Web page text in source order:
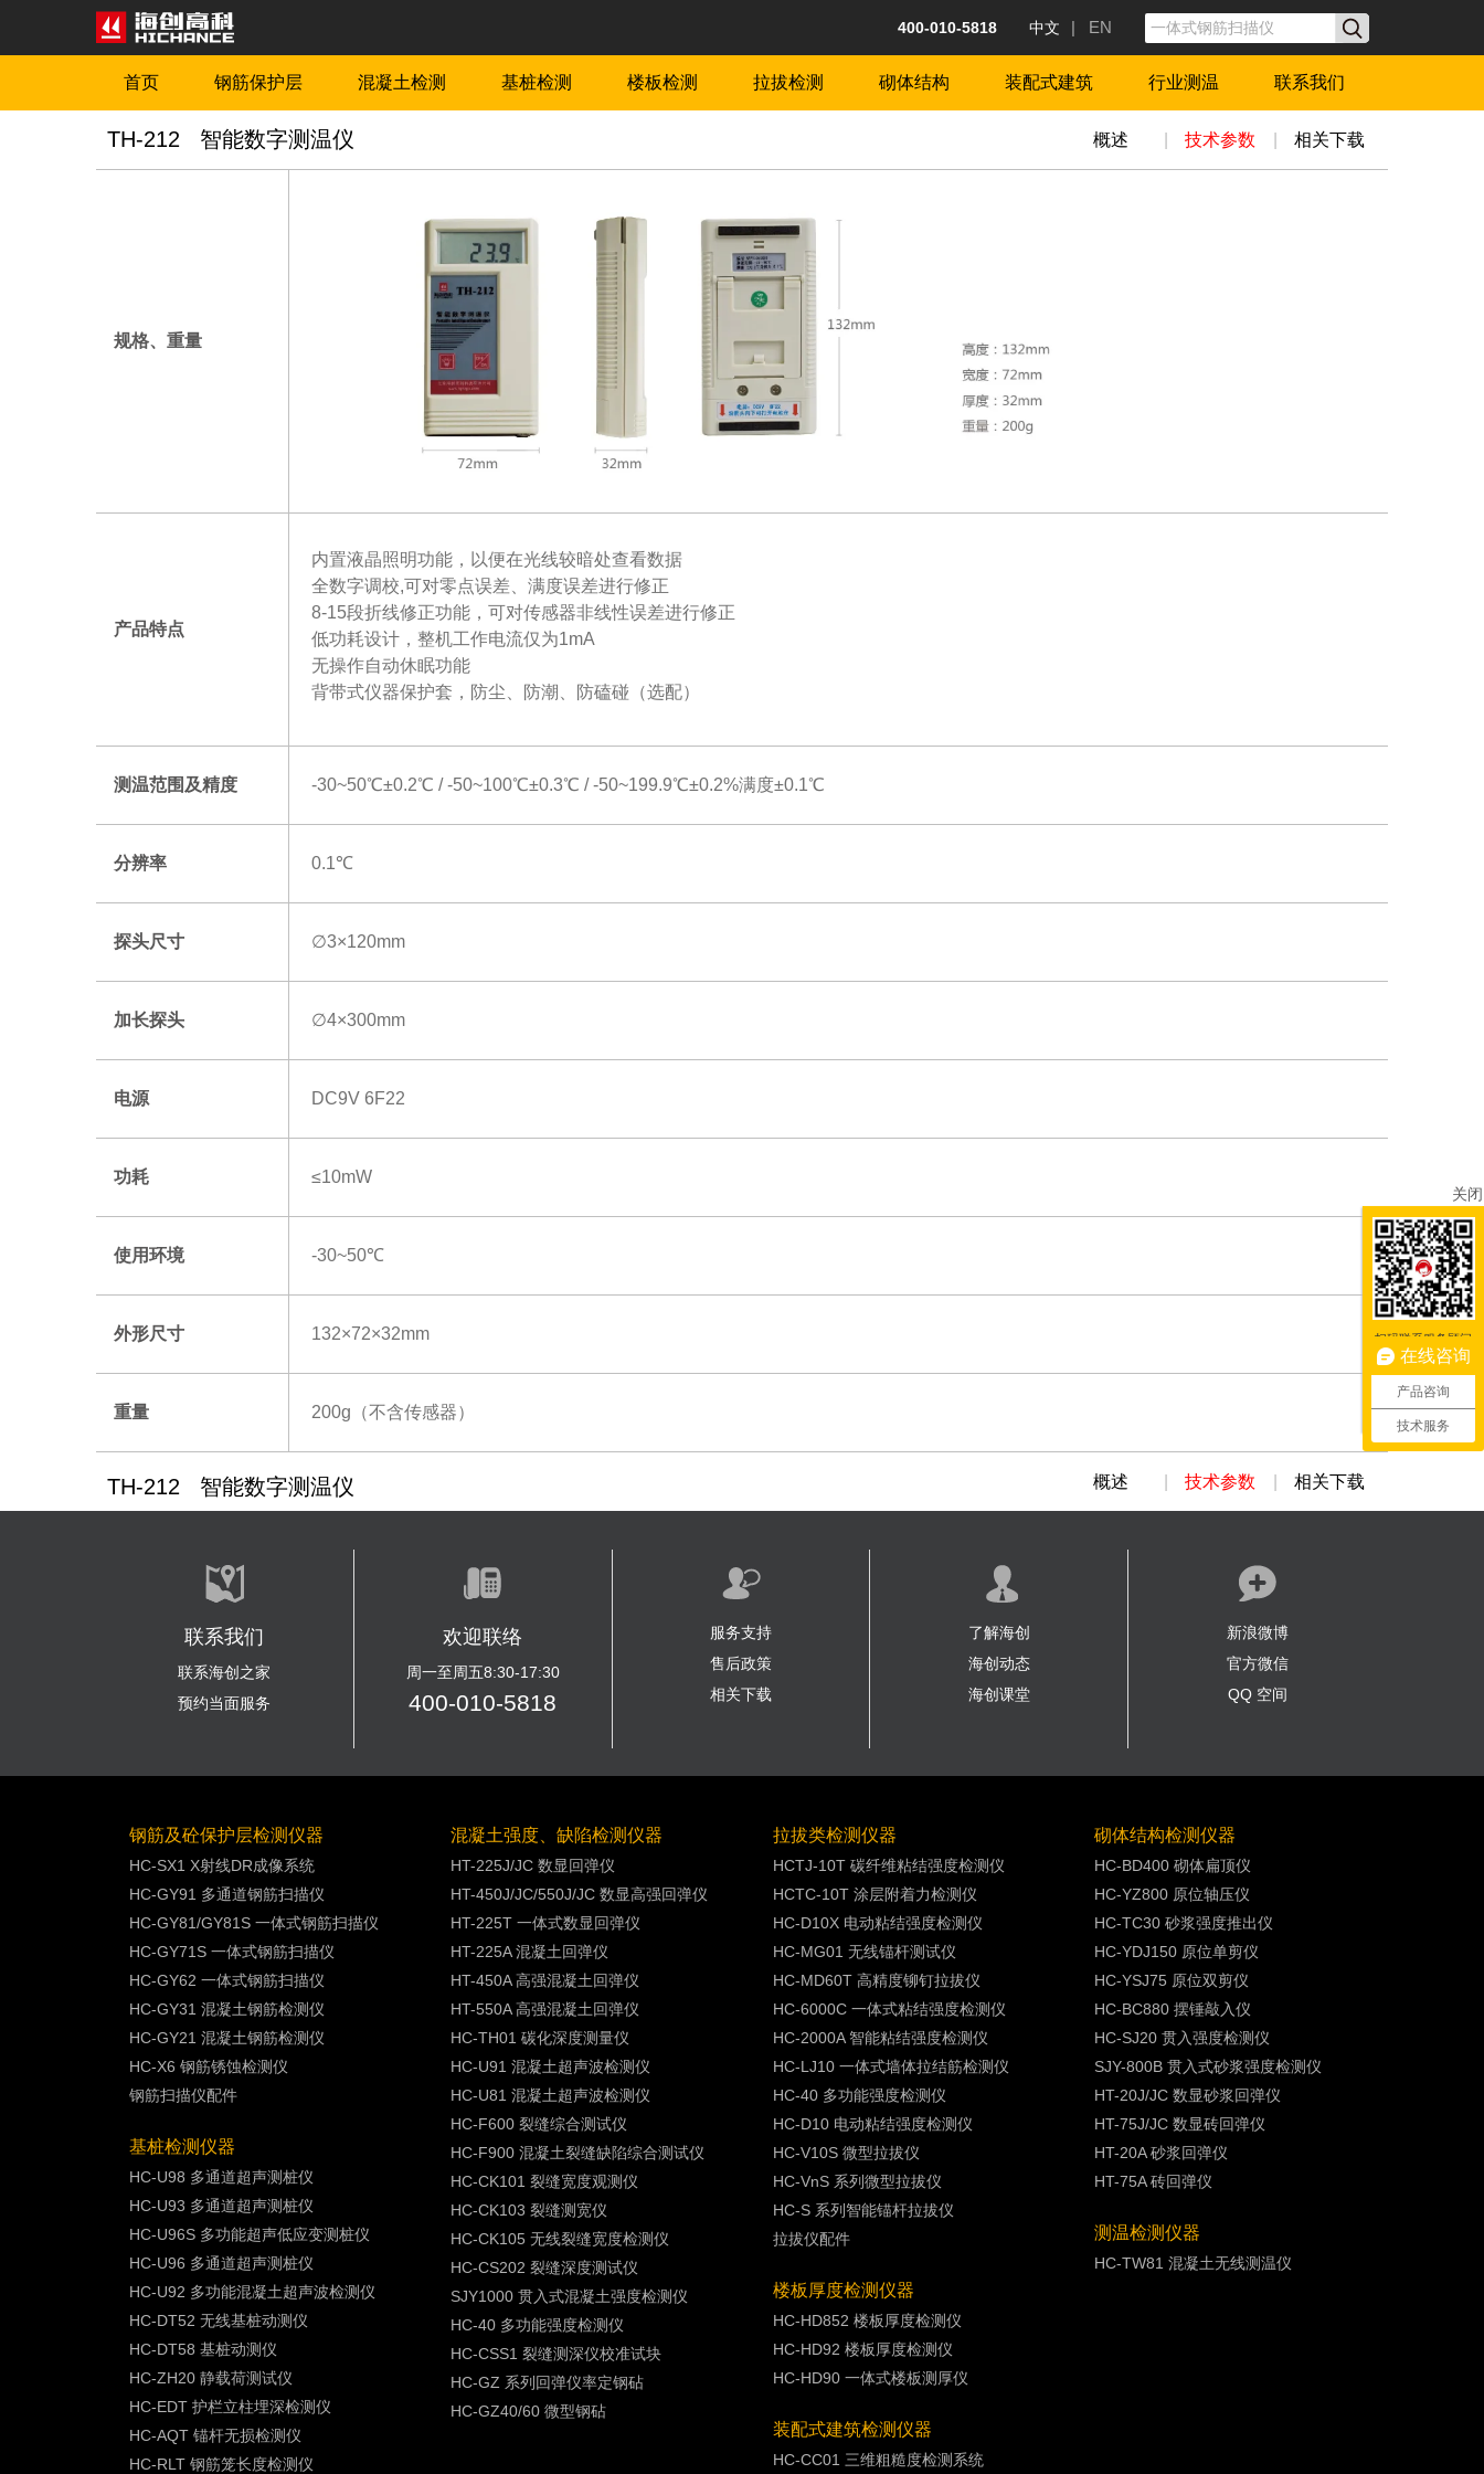
400-010-5818 中文 | EN
首页 钢筋保护层 混凝土检测 基桩检测 楼板检测 拉拔检测 砌体结构 装配式建筑 行业测温 联系我们
TH-212 智能数字测温仪 概述 技术参数 相关下载
规格、重量
产品特点
内置液晶照明功能，以便在光线较暗处查看数据
全数字调校,可对零点误差、满度误差进行修正
8-15段折线修正功能，可对传感器非线性误差进行修正
低功耗设计，整机工作电流仅为1mA
无操作自动休眠功能
背带式仪器保护套，防尘、防潮、防磕碰（选配）
测温范围及精度 -30~50℃±0.2℃ / -50~100℃±0.3℃ / -50~199.9℃±0.2%满度±0.1℃
分辨率 0.1℃
探头尺寸 ∅3×120mm
加长探头 ∅4×300mm
电源 DC9V 6F22
功耗 ≤10mW
使用环境 -30~50℃
外形尺寸 132×72×32mm
重量 200g（不含传感器）
TH-212 智能数字测温仪 概述 技术参数 相关下载
联系我们
联系海创之家
预约当面服务
欢迎联络
周一至周五8:30-17:30
400-010-5818
服务支持
售后政策
相关下载
了解海创
海创动态
海创课堂
新浪微博
官方微信
QQ 空间
钢筋及砼保护层检测仪器
HC-SX1 X射线DR成像系统
HC-GY91 多通道钢筋扫描仪
HC-GY81/GY81S 一体式钢筋扫描仪
HC-GY71S 一体式钢筋扫描仪
HC-GY62 一体式钢筋扫描仪
HC-GY31 混凝土钢筋检测仪
HC-GY21 混凝土钢筋检测仪
HC-X6 钢筋锈蚀检测仪
钢筋扫描仪配件
基桩检测仪器
HC-U98 多通道超声测桩仪
HC-U93 多通道超声测桩仪
HC-U96S 多功能超声低应变测桩仪
HC-U96 多通道超声测桩仪
HC-U92 多功能混凝土超声波检测仪
HC-DT52 无线基桩动测仪
HC-DT58 基桩动测仪
HC-ZH20 静载荷测试仪
HC-EDT 护栏立柱埋深检测仪
HC-AQT 锚杆无损检测仪
HC-RLT 钢筋笼长度检测仪
混凝土强度、缺陷检测仪器
HT-225J/JC 数显回弹仪
HT-450J/JC/550J/JC 数显高强回弹仪
HT-225T 一体式数显回弹仪
HT-225A 混凝土回弹仪
HT-450A 高强混凝土回弹仪
HT-550A 高强混凝土回弹仪
HC-TH01 碳化深度测量仪
HC-U91 混凝土超声波检测仪
HC-U81 混凝土超声波检测仪
HC-F600 裂缝综合测试仪
HC-F900 混凝土裂缝缺陷综合测试仪
HC-CK101 裂缝宽度观测仪
HC-CK103 裂缝测宽仪
HC-CK105 无线裂缝宽度检测仪
HC-CS202 裂缝深度测试仪
SJY1000 贯入式混凝土强度检测仪
HC-40 多功能强度检测仪
HC-CSS1 裂缝测深仪校准试块
HC-GZ 系列回弹仪率定钢砧
HC-GZ40/60 微型钢砧
拉拔类检测仪器
HCTJ-10T 碳纤维粘结强度检测仪
HCTC-10T 涂层附着力检测仪
HC-D10X 电动粘结强度检测仪
HC-MG01 无线锚杆测试仪
HC-MD60T 高精度铆钉拉拔仪
HC-6000C 一体式粘结强度检测仪
HC-2000A 智能粘结强度检测仪
HC-LJ10 一体式墙体拉结筋检测仪
HC-40 多功能强度检测仪
HC-D10 电动粘结强度检测仪
HC-V10S 微型拉拔仪
HC-VnS 系列微型拉拔仪
HC-S 系列智能锚杆拉拔仪
拉拔仪配件
楼板厚度检测仪器
HC-HD852 楼板厚度检测仪
HC-HD92 楼板厚度检测仪
HC-HD90 一体式楼板测厚仪
装配式建筑检测仪器
HC-CC01 三维粗糙度检测系统
砌体结构检测仪器
HC-BD400 砌体扁顶仪
HC-YZ800 原位轴压仪
HC-TC30 砂浆强度推出仪
HC-YDJ150 原位单剪仪
HC-YSJ75 原位双剪仪
HC-BC880 摆锤敲入仪
HC-SJ20 贯入强度检测仪
SJY-800B 贯入式砂浆强度检测仪
HT-20J/JC 数显砂浆回弹仪
HT-75J/JC 数显砖回弹仪
HT-20A 砂浆回弹仪
HT-75A 砖回弹仪
测温检测仪器
HC-TW81 混凝土无线测温仪
扫码联系服务顾问
关闭
在线咨询
产品咨询
技术服务